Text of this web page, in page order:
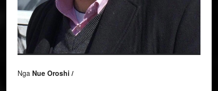
Nga Nue Oroshi /